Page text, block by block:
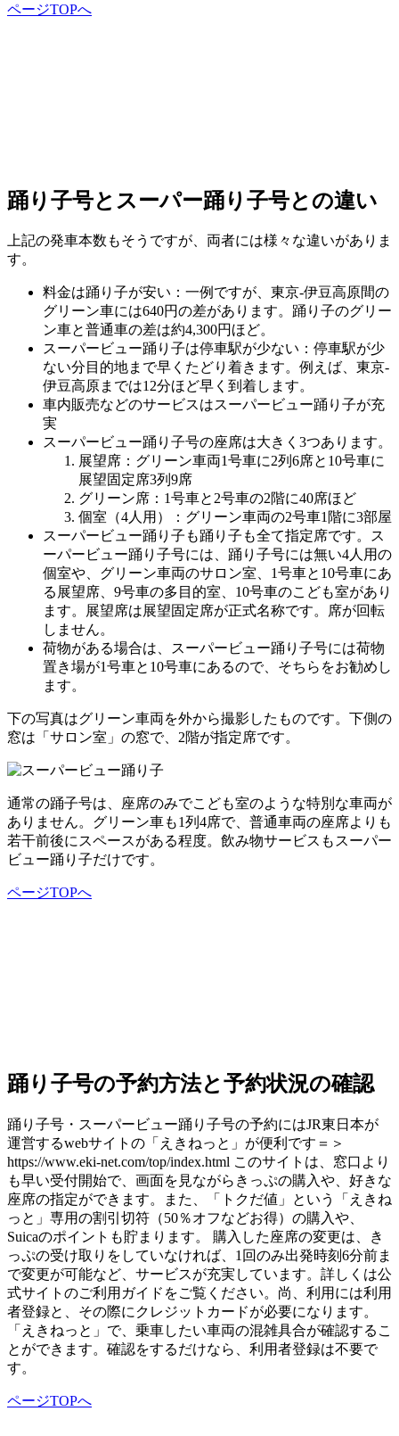
ページTOPへ
踊り子号とスーパー踊り子号との違い
上記の発車本数もそうですが、両者には様々な違いがありま
す。
料金は踊り子が安い：一例ですが、東京-伊豆高原間の
グリーン車には640円の差があります。踊り子のグリー
ン車と普通車の差は約4,300円ほど。
スーパービュー踊り子は停車駅が少ない：停車駅が少
ない分目的地まで早くたどり着きます。例えば、東京-
伊豆高原までは12分ほど早く到着します。
車内販売などのサービスはスーパービュー踊り子が充
実
スーパービュー踊り子号の座席は大きく3つあります。
展望席：グリーン車両1号車に2列6席と10号車に
展望固定席3列9席
グリーン席：1号車と2号車の2階に40席ほど
個室（4人用）：グリーン車両の2号車1階に3部屋
スーパービュー踊り子も踊り子も全て指定席です。ス
ーパービュー踊り子号には、踊り子号には無い4人用の
個室や、グリーン車両のサロン室、1号車と10号車にあ
る展望席、9号車の多目的室、10号車のこども室があり
ます。展望席は展望固定席が正式名称です。席が回転
しません。
荷物がある場合は、スーパービュー踊り子号には荷物
置き場が1号車と10号車にあるので、そちらをお勧めし
ます。
下の写真はグリーン車両を外から撮影したものです。下側の
窓は「サロン室」の窓で、2階が指定席です。
通常の踊子号は、座席のみでこども室のような特別な車両が
ありません。グリーン車も1列4席で、普通車両の座席よりも
若干前後にスペースがある程度。飲み物サービスもスーパー
ビュー踊り子だけです。
ページTOPへ
踊り子号の予約方法と予約状況の確認
踊り子号・スーパービュー踊り子号の予約にはJR東日本が
運営するwebサイトの「えきねっと」が便利です＝＞
https://www.eki-net.com/top/index.html このサイトは、窓口より
も早い受付開始で、画面を見ながらきっぷの購入や、好きな
座席の指定ができます。また、「トクだ値」という「えきね
っと」専用の割引切符（50％オフなどお得）の購入や、
Suicaのポイントも貯まります。 購入した座席の変更は、き
っぷの受け取りをしていなければ、1回のみ出発時刻6分前ま
で変更が可能など、サービスが充実しています。詳しくは公
式サイトのご利用ガイドをご覧ください。尚、利用には利用
者登録と、その際にクレジットカードが必要になります。
「えきねっと」で、乗車したい車両の混雑具合が確認するこ
とができます。確認をするだけなら、利用者登録は不要で
す。
ページTOPへ